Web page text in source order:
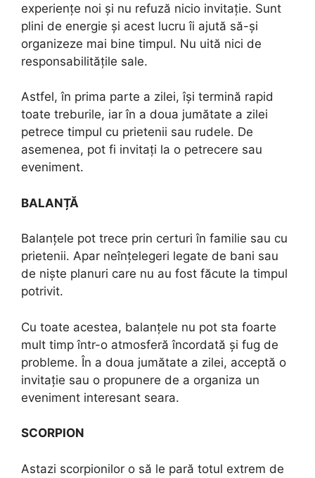
experiențe noi și nu refuză nicio invitație. Sunt
plini de energie și acest lucru îi ajută să-și
organizeze mai bine timpul. Nu uită nici de
responsabilitățile sale.
Astfel, în prima parte a zilei, își termină rapid
toate treburile, iar în a doua jumătate a zilei
petrece timpul cu prietenii sau rudele. De
asemenea, pot fi invitați la o petrecere sau
eveniment.
BALANȚĂ
Balanțele pot trece prin certuri în familie sau cu
prietenii. Apar neînțelegeri legate de bani sau
de niște planuri care nu au fost făcute la timpul
potrivit.
Cu toate acestea, balanțele nu pot sta foarte
mult timp într-o atmosferă încordată și fug de
probleme. În a doua jumătate a zilei, acceptă o
invitație sau o propunere de a organiza un
eveniment interesant seara.
SCORPION
Astazi scorpionilor o să le pară totul extrem de